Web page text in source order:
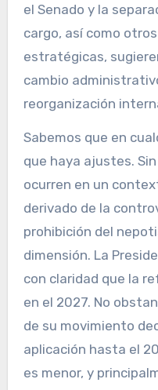
el Senado y la
cargo, así como
estratégicas,
cambio
reorganización
Sabemos que en
que haya ajustes.
ocurren en un
derivado de la
prohibición del
dimensión. La
con claridad que la
en el 2027. No
de su movimiento
aplicación hasta el
es menor, y